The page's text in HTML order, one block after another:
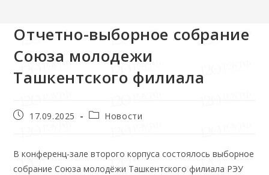
Отчетно-выборное собрание
Союза молодежи
Ташкентского филиала
17.09.2025 Новости
В конференц-зале второго корпуса состоялось выборное
собрание Союза молодёжи Ташкентского филиала РЭУ